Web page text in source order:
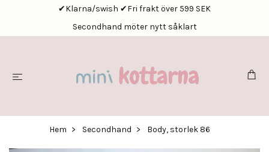
✔Klarna/swish ✔Fri frakt över 599 SEK
Secondhand möter nytt såklart
Hem Secondhand Body, storlek 86